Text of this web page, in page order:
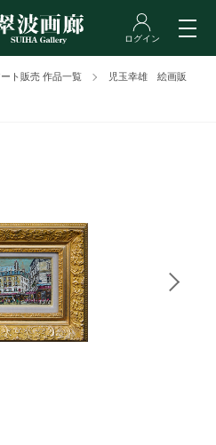
ト販売 作品一覧 児玉幸雄 絵画販